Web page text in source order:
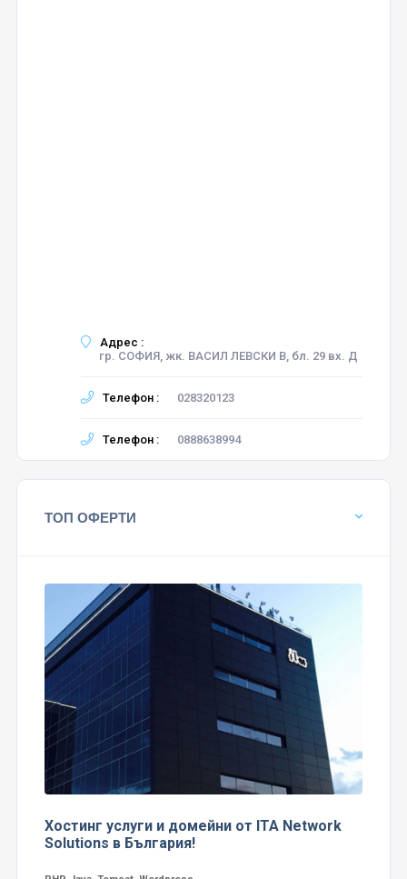
Адрес :
гр. СОФИЯ, жк. ВАСИЛ ЛЕВСКИ В, бл. 29 вх. Д
Телефон : 028320123
Телефон : 0888638994
ТОП ОФЕРТИ
Хостинг услуги и домейни от ITA Network
Solutions в България!